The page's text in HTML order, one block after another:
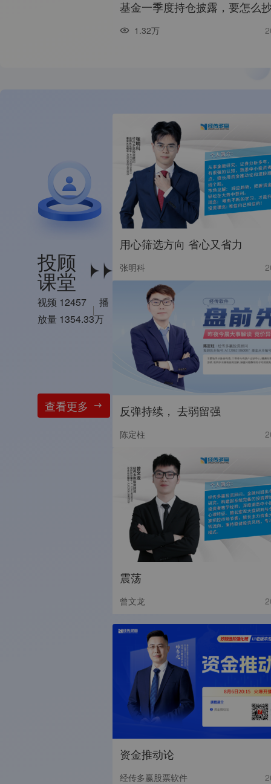
基金一季度持仓披露，要怎么
1.32万
投顾
课堂
视频 12457
播
放量 1354.33万
查看更多
用心筛选方向 省心又省力
张明科
反弹持续， 去弱留强
陈定柱
震荡
曾文龙
资金推动论
经传多赢股票软件